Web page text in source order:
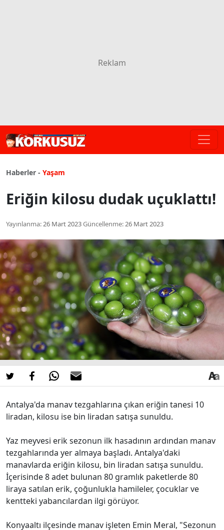
Haberler - Yaşam
Eriğin kilosu dudak uçuklattı!
Yayınlanma:26 Mart 2023Güncellenme:26 Mart 2023
Antalya'da manav tezgahlarına çıkan eriğin tanesi 10
liradan, kilosu ise bin liradan satışa sunuldu.
Yaz meyvesi erik sezonun ilk hasadının ardından manav
tezgahlarında yer almaya başladı. Antalya'daki
manavlarda eriğin kilosu, bin liradan satışa sunuldu.
İçerisinde 8 adet bulunan 80 gramlık paketlerde 80
liraya satılan erik, çoğunlukla hamileler, çocuklar ve
kentteki yabancılardan ilgi görüyor.
Konyaaltı ilçesinde manav işleten Emin Meral, "Sezonun